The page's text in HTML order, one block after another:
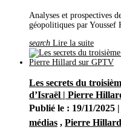
Mai(1)
Avril(2)
Janvier
2017 (16)
Décembre(8)
Septembre(2)
Juin(1)
Mai(1)
Avril(1)
Mars(1)
Février (1)
2016 (13)
Analyses et prospectives
géopolitiques par Youssef
search Lire la suite
Les secrets du
d’Israël | Pierre
Publié le : 19/11/2025
médias , Pierre Hillard